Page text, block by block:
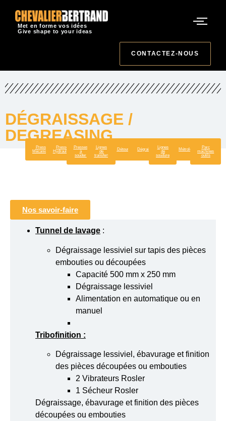
Met en forme vos idées
Give shape to your ideas
CONTACTEZ-NOUS
DÉGRAISSAGE /
DEGREASING
Presses
Mécaniques
Presses
Hydraulique
Presses
à
souder
Lignes
de
transfert
DétoureusesDégraissageLignes
de
soudure
Métrologie
Parc
machines
outils
Nos savoir-faire
Tunnel de lavage :
Dégraissage lessiviel sur tapis des pièces
embouties ou découpées
Capacité 500 mm x 250 mm
Dégraissage lessiviel
Alimentation en automatique ou en
manuel
Tribofinition :
Dégraissage lessiviel, ébavurage et finition
des pièces découpées ou embouties
2 Vibrateurs Rosler
1 Sécheur Rosler
Dégraissage, ébavurage et finition des pièces
découpées ou embouties